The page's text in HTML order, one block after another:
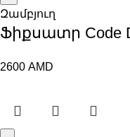
Զամբյուղ
Ֆիքսատր Code
2600 AMD